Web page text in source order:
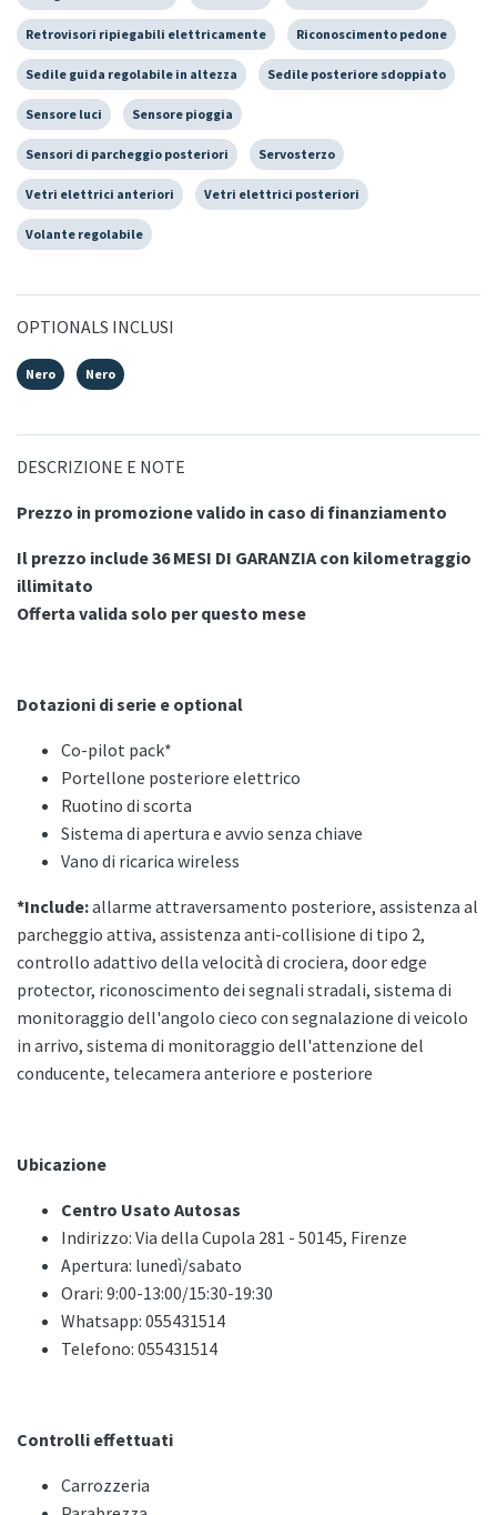
Retrovisori ripiegabili elettricamente Riconoscimento pedone
Sedile guida regolabile in altezza Sedile posteriore sdoppiato
Sensore luci Sensore pioggia
Sensori di parcheggio posteriori Servosterzo
Vetri elettrici anteriori Vetri elettrici posteriori
Volante regolabile
OPTIONALS INCLUSI
Nero Nero
DESCRIZIONE E NOTE
Prezzo in promozione valido in caso di finanziamento
Il prezzo include 36 MESI DI GARANZIA con kilometraggio
illimitato
Offerta valida solo per questo mese
Dotazioni di serie e optional
Co-pilot pack*
Portellone posteriore elettrico
Ruotino di scorta
Sistema di apertura e avvio senza chiave
Vano di ricarica wireless
*Include:allarme attraversamento posteriore, assistenza al
parcheggio attiva, assistenza anti-collisione di tipo 2,
controllo adattivo della velocità di crociera, door edge
protector, riconoscimento dei segnali stradali, sistema di
monitoraggio dell'angolo cieco con segnalazione di veicolo
in arrivo, sistema di monitoraggio dell'attenzione del
conducente, telecamera anteriore e posteriore
Ubicazione
Centro Usato Autosas
Indirizzo: Via della Cupola 281 - 50145, Firenze
Apertura: lunedì/sabato
Orari: 9:00-13:00/15:30-19:30
Whatsapp: 055431514
Telefono: 055431514
Controlli effettuati
Carrozzeria